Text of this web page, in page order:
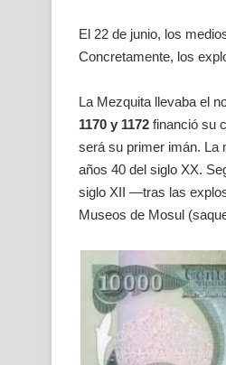
El 22 de junio, los
Concretamente, los
La Mezquita llevaba el
1170 y 1172 financió su
será su primer imán. La
años 40 del siglo XX.
siglo XII —tras las
Museos de Mosul